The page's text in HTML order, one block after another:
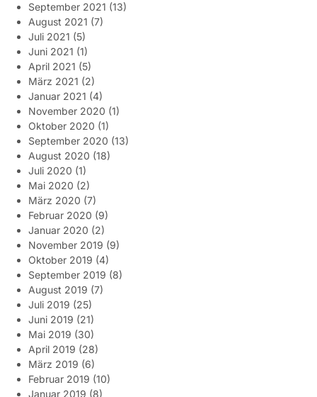
September 2021 (13)
August 2021 (7)
Juli 2021 (5)
Juni 2021 (1)
April 2021 (5)
März 2021 (2)
Januar 2021 (4)
November 2020 (1)
Oktober 2020 (1)
September 2020 (13)
August 2020 (18)
Juli 2020 (1)
Mai 2020 (2)
März 2020 (7)
Februar 2020 (9)
Januar 2020 (2)
November 2019 (9)
Oktober 2019 (4)
September 2019 (8)
August 2019 (7)
Juli 2019 (25)
Juni 2019 (21)
Mai 2019 (30)
April 2019 (28)
März 2019 (6)
Februar 2019 (10)
Januar 2019 (8)